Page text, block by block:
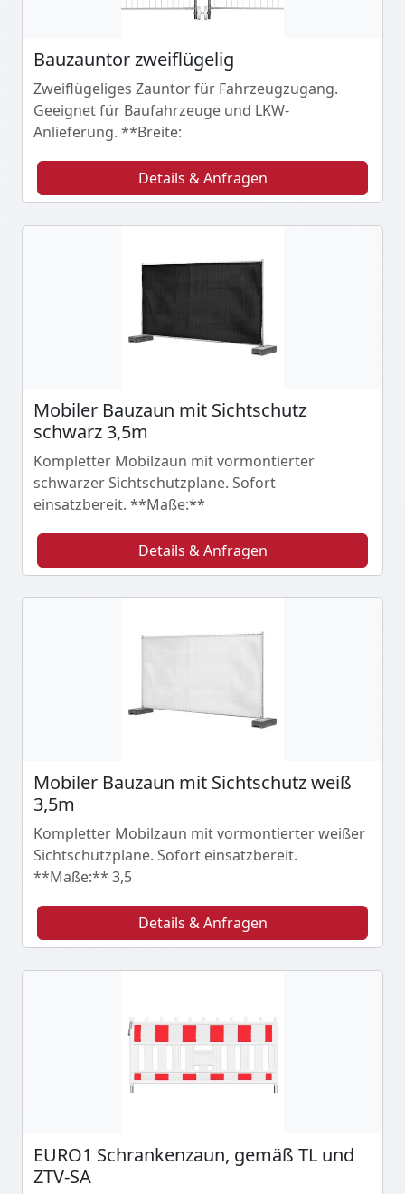
Bauzauntor zweiflügelig
Zweiflügeliges Zauntor für Fahrzeugzugang.
Geeignet für Baufahrzeuge und LKW-
Anlieferung. **Breite:
Details & Anfragen
Mobiler Bauzaun mit Sichtschutz
schwarz 3,5m
Kompletter Mobilzaun mit vormontierter
schwarzer Sichtschutzplane. Sofort
einsatzbereit. **Maße:**
Details & Anfragen
Mobiler Bauzaun mit Sichtschutz weiß
3,5m
Kompletter Mobilzaun mit vormontierter weißer
Sichtschutzplane. Sofort einsatzbereit.
**Maße:** 3,5
Details & Anfragen
EURO1 Schrankenzaun, gemäß TL und
ZTV-SA